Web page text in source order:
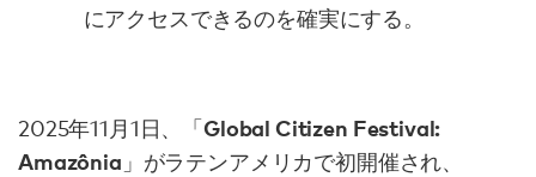
にアクセスできるのを確実にする。
2025年11月1日、「Global Citizen Festival:
Amazônia 」がラテンアメリカで初開催され、